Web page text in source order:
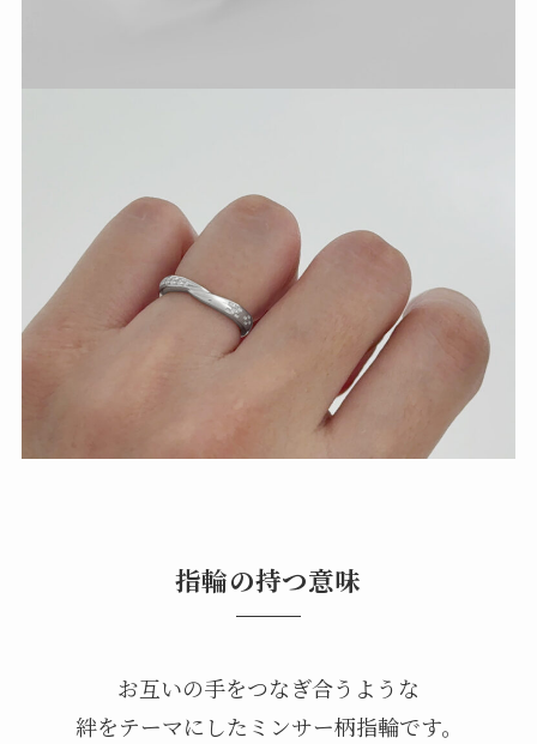
指輪の持つ意味
お互いの手をつなぎ合うような
絆をテーマにしたミンサー柄指輪です。